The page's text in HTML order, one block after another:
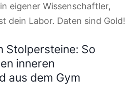
eigener Wissenschaftler,
dein Labor. Daten sind Gold!
Stolpersteine: So
inneren
aus dem Gym